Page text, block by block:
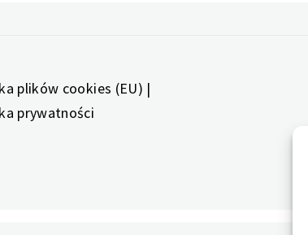
plików cookies (EU) |
prywatności